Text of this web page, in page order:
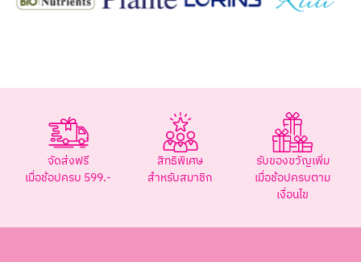
จัดส่งฟรี
เมื่อช้อปครบ 599.-
สิทธิพิเศษ
สำหรับสมาชิก
รับของขวัญเพิ่ม
เมื่อช้อปครบตาม
เงื่อนไข